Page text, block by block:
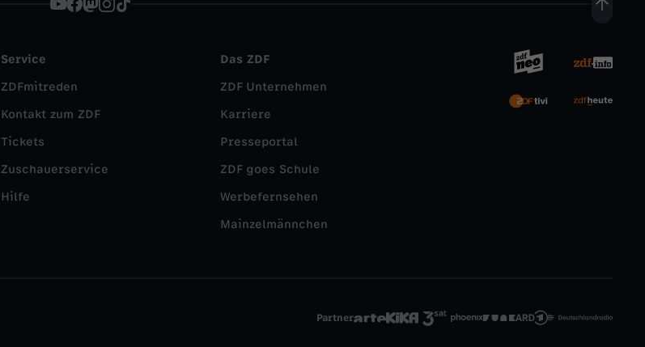
Service
ZDFmitreden
Kontakt zum ZDF
Tickets
Zuschauerservice
Hilfe
Das ZDF
ZDF Unternehmen
Karriere
Presseportal
ZDF goes Schule
Werbefernsehen
Mainzelmännchen
Partner